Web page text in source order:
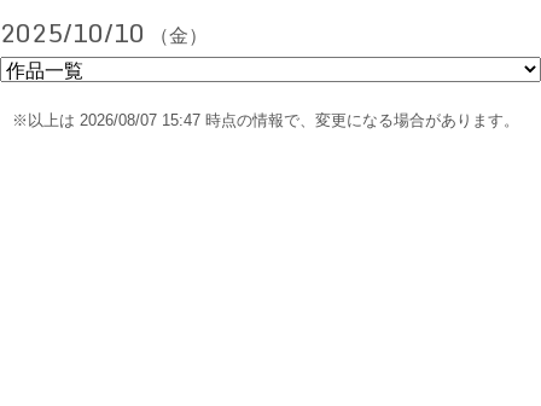
2025/10/10 （金）
※以上は 2026/08/07 15:47 時点の情報で、変更になる場合があります。